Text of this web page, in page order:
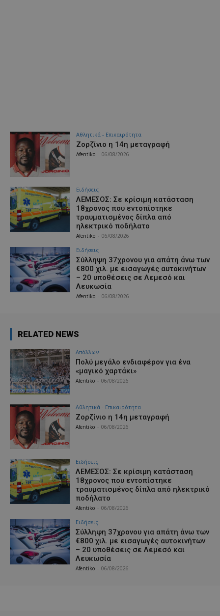
Αθλητικά - Επικαιρότητα
Ζορζίνιο η 14η μεταγραφή
Afentiko 06/08/2026
Ειδήσεις
ΛΕΜΕΣΟΣ: Σε κρίσιμη κατάσταση
18χρονος που εντοπίστηκε
τραυματισμένος δίπλα από
ηλεκτρικό ποδήλατο
Afentiko 06/08/2026
Ειδήσεις
Σύλληψη 37χρονου για απάτη άνω των
€800 χιλ. με εισαγωγές αυτοκινήτων
– 20 υποθέσεις σε Λεμεσό και
Λευκωσία
Afentiko 06/08/2026
RELATED NEWS
Απόλλων
Πολύ μεγάλο ενδιαφέρον για ένα
«μαγικό χαρτάκι»
Afentiko 06/08/2026
Αθλητικά - Επικαιρότητα
Ζορζίνιο η 14η μεταγραφή
Afentiko 06/08/2026
Ειδήσεις
ΛΕΜΕΣΟΣ: Σε κρίσιμη κατάσταση
18χρονος που εντοπίστηκε
τραυματισμένος δίπλα από ηλεκτρικό
ποδήλατο
Afentiko 06/08/2026
Ειδήσεις
Σύλληψη 37χρονου για απάτη άνω των
€800 χιλ. με εισαγωγές αυτοκινήτων
– 20 υποθέσεις σε Λεμεσό και
Λευκωσία
Afentiko 06/08/2026